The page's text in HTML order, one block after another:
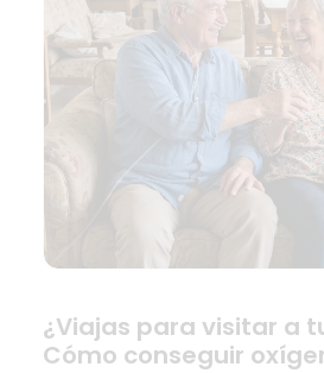
¿Viajas para visitar a
Cómo conseguir